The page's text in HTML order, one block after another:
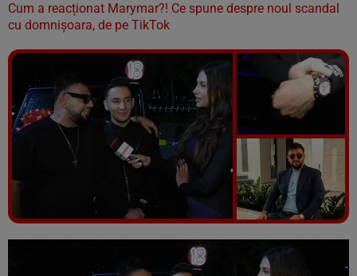
Cum a reacționat Marymar?! Ce spune despre noul scandal
cu domnișoara, de pe TikTok
Vezi galeria foto
5 poze